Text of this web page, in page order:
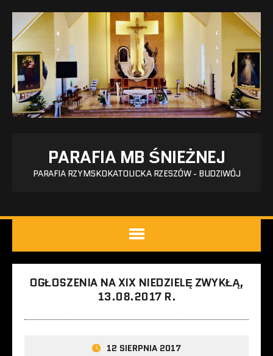
PARAFIA MB ŚNIEŻNEJ
PARAFIA RZYMSKOKATOLICKA RZESZÓW - BUDZIWÓJ
OGŁOSZENIA NA XIX NIEDZIELĘ ZWYKŁĄ,
13.08.2017 R.
12 SIERPNIA 2017